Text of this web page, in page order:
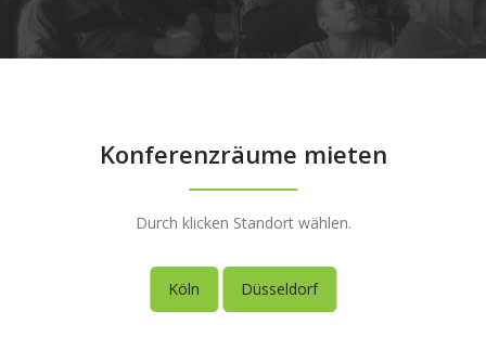
Konferenzräume mieten
Durch klicken Standort wählen.
Köln Düsseldorf